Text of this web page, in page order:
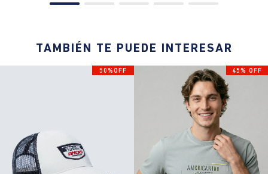
TAMBIÉN TE PUEDE INTERESAR
50%OFF 45% OFF